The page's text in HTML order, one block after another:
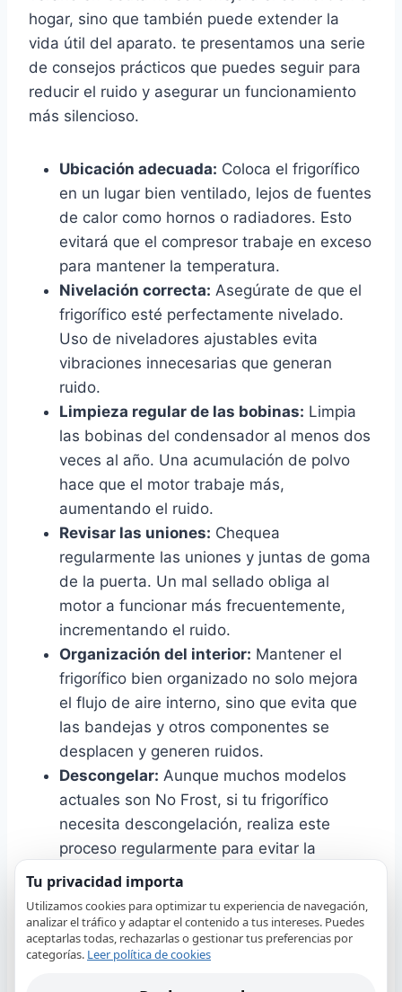
hogar, sino que también puede extender la
vida útil del aparato. te presentamos una serie
de consejos prácticos que puedes seguir para
reducir el ruido y asegurar un funcionamiento
más silencioso.
Ubicación adecuada: Coloca el frigorífico
en un lugar bien ventilado, lejos de fuentes
de calor como hornos o radiadores. Esto
evitará que el compresor trabaje en exceso
para mantener la temperatura.
Nivelación correcta: Asegúrate de que el
frigorífico esté perfectamente nivelado.
Uso de niveladores ajustables evita
vibraciones innecesarias que generan
ruido.
Limpieza regular de las bobinas: Limpia
las bobinas del condensador al menos dos
veces al año. Una acumulación de polvo
hace que el motor trabaje más,
aumentando el ruido.
Revisar las uniones: Chequea
regularmente las uniones y juntas de goma
de la puerta. Un mal sellado obliga al
motor a funcionar más frecuentemente,
incrementando el ruido.
Organización del interior: Mantener el
frigorífico bien organizado no solo mejora
el flujo de aire interno, sino que evita que
las bandejas y otros componentes se
desplacen y generen ruidos.
Descongelar: Aunque muchos modelos
actuales son No Frost, si tu frigorífico
necesita descongelación, realiza este
proceso regularmente para evitar la
acumulación de hielo, que puede afectar el
funcionamiento del motor.
Uso de alfombrillas antivibración:
Considera colocar alfombrillas
Tu privacidad importa
Utilizamos cookies para optimizar tu experiencia de navegación,
analizar el tráfico y adaptar el contenido a tus intereses. Puedes
aceptarlas todas, rechazarlas o gestionar tus preferencias por
categorías. Leer política de cookies